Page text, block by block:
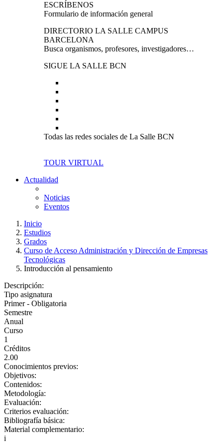
ESCRÍBENOS
Formulario de información general
DIRECTORIO LA SALLE CAMPUS
BARCELONA
Busca organismos, profesores, investigadores…
SIGUE LA SALLE BCN
Todas las redes sociales de La Salle BCN
TOUR VIRTUAL
Actualidad
Noticias
Eventos
Inicio
Estudios
Grados
Curso de Acceso Administración y Dirección de Empresas
Tecnológicas
Introducción al pensamiento
Descripción:
Tipo asignatura
Primer - Obligatoria
Semestre
Anual
Curso
1
Créditos
2.00
Conocimientos previos:
Objetivos:
Contenidos:
Metodología:
Evaluación:
Criterios evaluación:
Bibliografía básica:
Material complementario:
i